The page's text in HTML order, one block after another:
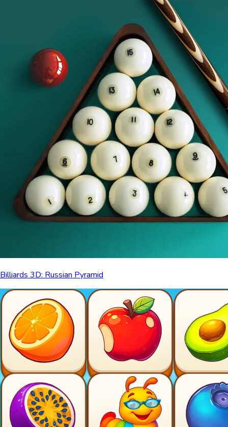
Billiards 3D: Russian Pyramid